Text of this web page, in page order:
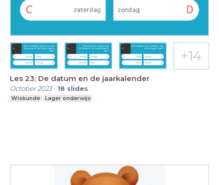
Les 23: De datum en de jaarkalender
October 2023- 18 slides
Wiskunde Lager onderwijs